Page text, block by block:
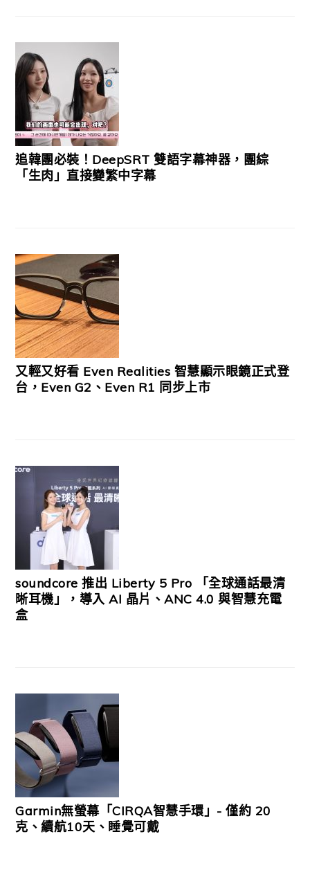
追韓團必裝！DeepSRT 雙語字幕神器，團綜
「生肉」直接變繁中字幕
又輕又好看 Even Realities 智慧顯示眼鏡正式登
台，Even G2、Even R1 同步上市
soundcore 推出 Liberty 5 Pro 「全球通話最清
晰耳機」，導入 AI 晶片、ANC 4.0 與智慧充電
盒
Garmin無螢幕「CIRQA智慧手環」- 僅約 20
克、續航10天、睡覺可戴